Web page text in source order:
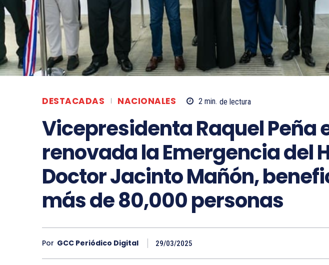
DESTACADAS NACIONALES 2 min. de lectura
Vicepresidenta Raquel Peña
renovada la Emergencia del
Doctor Jacinto Mañón,
más de 80,000 personas
Por GCC Periódico Digital 29/03/2025